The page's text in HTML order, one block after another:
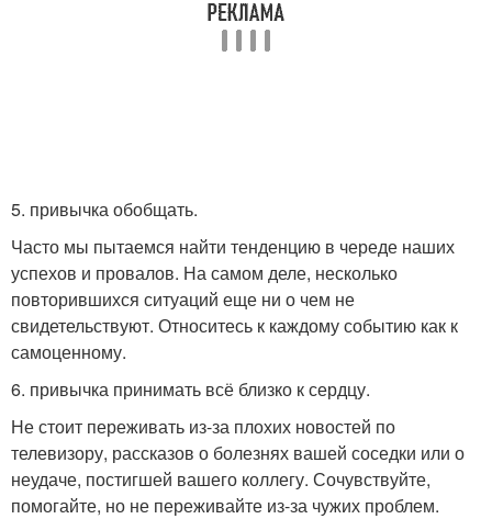
5. привычка обобщать.
Часто мы пытаемся найти тенденцию в череде наших
успехов и провалов. На самом деле, несколько
повторившихся ситуаций еще ни о чем не
свидетельствуют. Относитесь к каждому событию как к
самоценному.
6. привычка принимать всё близко к сердцу.
Не стоит переживать из-за плохих новостей по
телевизору, рассказов о болезнях вашей соседки или о
неудаче, постигшей вашего коллегу. Сочувствуйте,
помогайте, но не переживайте из-за чужих проблем.